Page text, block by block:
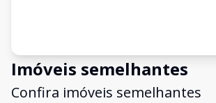
Imóveis semelhantes
Confira imóveis semelhantes